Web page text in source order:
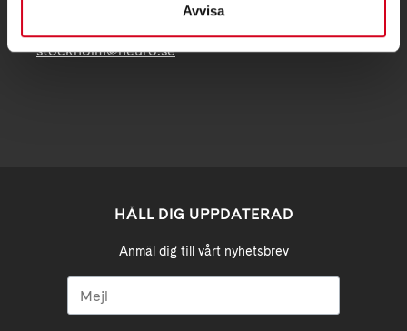
Avvisa
stockholm@neuro.se
HÅLL DIG UPPDATERAD
Anmäl dig till vårt nyhetsbrev